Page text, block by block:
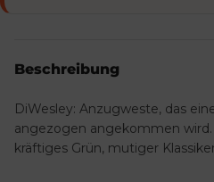
Beschreibung
DiWesley: Anzugweste, das
angezogen angekommen wird.
kräftiges Grün, mutiger